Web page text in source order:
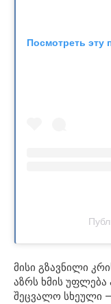
Посмотреть эту
მისი გზავნილი
აზრს ხმის უფლება
შეცვალო სხეული —